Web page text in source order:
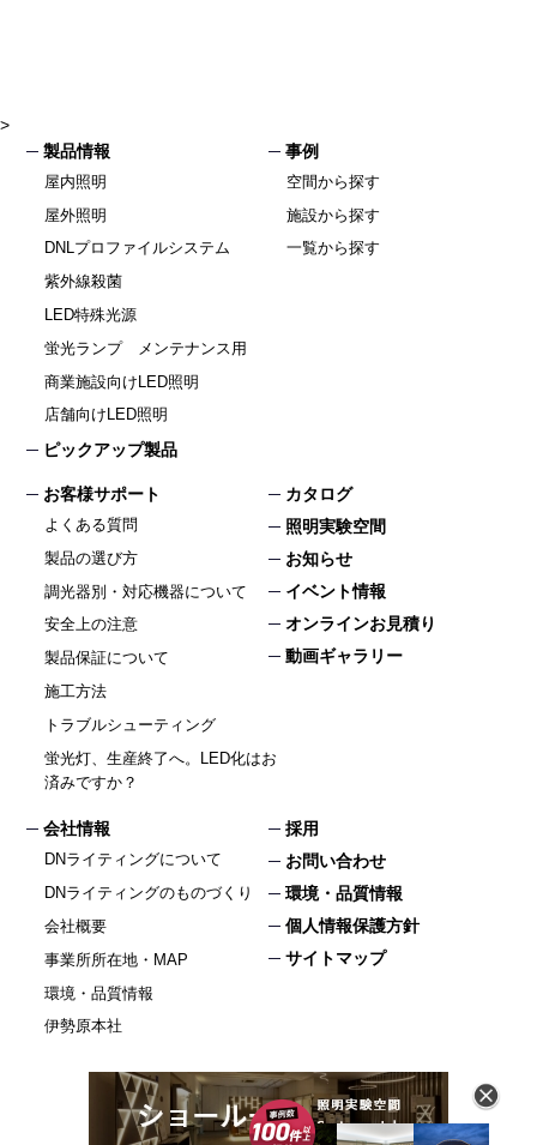
>
製品情報
屋内照明
屋外照明
DNLプロファイルシステム
紫外線殺菌
LED特殊光源
蛍光ランプ メンテナンス用
商業施設向けLED照明
店舗向けLED照明
ピックアップ製品
事例
空間から探す
施設から探す
一覧から探す
お客様サポート
よくある質問
製品の選び方
調光器別・対応機器について
安全上の注意
製品保証について
施工方法
トラブルシューティング
蛍光灯、生産終了へ。LED化はお
済みですか？
カタログ
照明実験空間
お知らせ
イベント情報
オンラインお見積り
動画ギャラリー
会社情報
DNライティングについて
DNライティングのものづくり
会社概要
事業所所在地・MAP
環境・品質情報
伊勢原本社
採用
お問い合わせ
環境・品質情報
個人情報保護方針
サイトマップ